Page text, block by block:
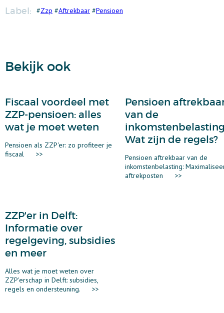
Label: #Zzp #Aftrekbaar #Pensioen
Bekijk ook
Fiscaal voordeel met
ZZP-pensioen: alles
wat je moet weten
Pensioen als ZZP'er: zo profiteer je
fiscaal
>>
Pensioen
van de
Wat zijn de regels?
Pensioen aftrekbaar van de
inkomstenbelasting:
aftrekposten
>>
ZZP'er in Delft:
Informatie over
regelgeving, subsidies
en meer
Alles wat je moet weten over
ZZP'erschap in Delft: subsidies,
regels en ondersteuning.
>>